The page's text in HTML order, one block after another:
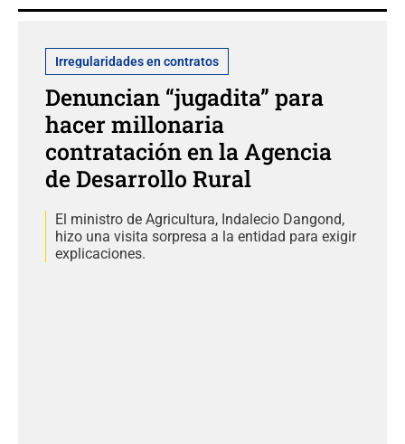
Irregularidades en contratos
Denuncian “jugadita” para
hacer millonaria
contratación en la Agencia
de Desarrollo Rural
El ministro de Agricultura, Indalecio Dangond,
hizo una visita sorpresa a la entidad para exigir
explicaciones.